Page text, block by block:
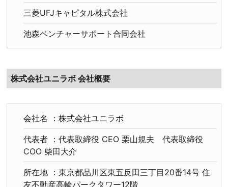
三菱UFJキャピタル株式会社
池森ベンチャーサポート合同会社
株式会社ユニラボ 会社概要
会社名 ：株式会社ユニラボ
代表者 ：代表取締役 CEO 栗山規夫 代表取締役
COO 柴田大介
所在地 ：東京都品川区東五反田三丁目20番14号 住
友不動産高輪パークタワー12階